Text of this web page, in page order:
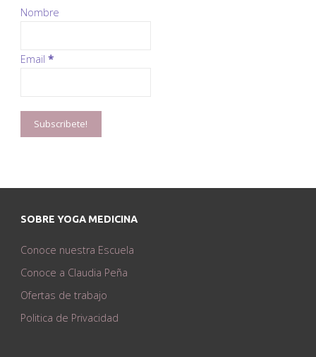
Nombre
Email *
SOBRE YOGA MEDICINA
Conoce nuestra Escuela
Conoce a Claudia Peña
Ofertas de trabajo
Politica de Privacidad